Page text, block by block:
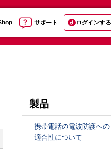
サポート ログインする
製品
携帯電話の電波防護への
適合性について